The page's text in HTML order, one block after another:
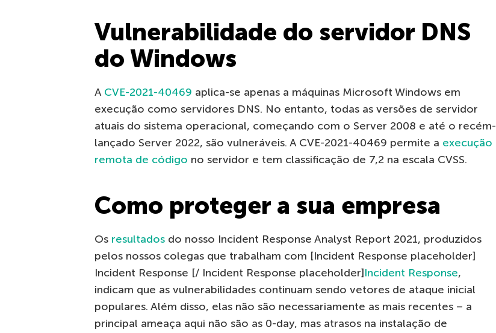
Vulnerabilidade do servidor DNS
do Windows
A CVE-2021-40469 aplica-se apenas a máquinas Microsoft Windows em
execução como servidores DNS. No entanto, todas as versões de servidor
atuais do sistema operacional, começando com o Server 2008 e até o recém-
lançado Server 2022, são vulneráveis. A CVE-2021-40469 permite a execução
remota de código no servidor e tem classificação de 7,2 na escala CVSS.
Como proteger a sua empresa
Os resultados do nosso Incident Response Analyst Report 2021, produzidos
pelos nossos colegas que trabalham com [Incident Response placeholder]
Incident Response [/ Incident Response placeholder]Incident Response,
indicam que as vulnerabilidades continuam sendo vetores de ataque inicial
populares. Além disso, elas não são necessariamente as mais recentes – a
principal ameaça aqui não são as 0-day, mas atrasos na instalação de